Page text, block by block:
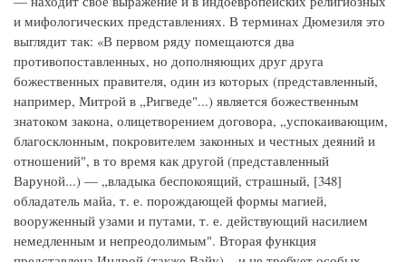
и мифологических представлениях. В терминах Дюмезиля это
выглядит так: «В первом ряду помещаются два
противопоставленных, но дополняющих друг друга
божественных правителя, один из которых (представленный,
например, Митрой в „Ригведе"...) является божественным
знатоком закона, олицетворением договора, „успокаивающим,
благосклонным, покровителем законных и честных деяний и
отношений", в то время как другой (представленный
Варуной...) — „владыка беспокоящий, страшный, [348]
обладатель майа, т. е. порождающей формы магией,
вооруженный узами и путами, т. е. действующий насилием
немедленным и непреодолимым". Вторая функция